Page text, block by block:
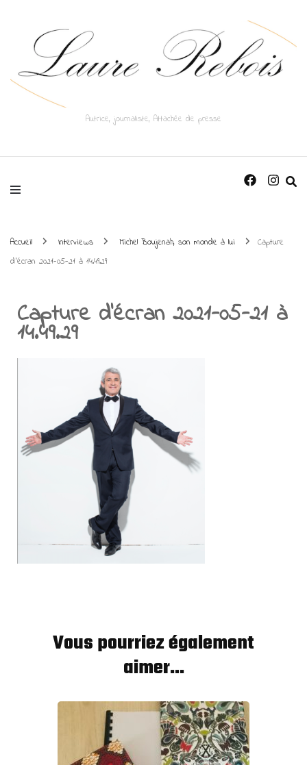
Autrice, journaliste, Attachée de presse
Accueil Interviews Michel Boujenah, son monde à lui
Capture
d’écran 2021-05-21 à 14.49.29
Capture d’écran 2021-05-21 à
14.49.29
Vous pourriez également
aimer...